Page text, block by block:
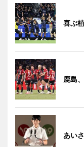
喜ぶ
鹿島
あい